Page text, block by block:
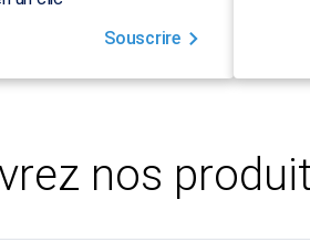
Souscrire
nos